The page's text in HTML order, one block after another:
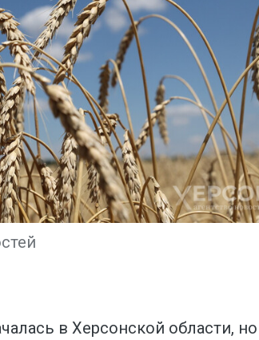
в Херсонской области,